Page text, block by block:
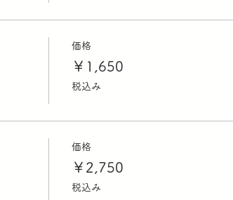
価格
￥1,650
税込み
価格
￥2,750
税込み